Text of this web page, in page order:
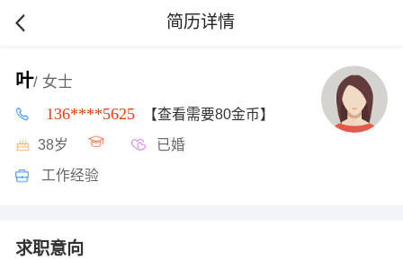
简历详情
叶/ 女士
136****5625 【查看需要80金币】
38岁 已婚
工作经验
求职意向